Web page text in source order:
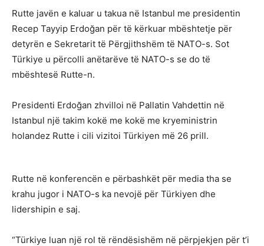
Rutte javën e kaluar u takua në Istanbul me presidentin
Recep Tayyip Erdoğan për të kërkuar mbështetje për
detyrën e Sekretarit të Përgjithshëm të NATO-s. Sot
Türkiye u përcolli anëtarëve të NATO-s se do të
mbështesë Rutte-n.
Presidenti Erdoğan zhvilloi në Pallatin Vahdettin në
Istanbul një takim kokë me kokë me kryeministrin
holandez Rutte i cili vizitoi Türkiyen më 26 prill.
Rutte në konferencën e përbashkët për media tha se
krahu jugor i NATO-s ka nevojë për Türkiyen dhe
lidershipin e saj.
“Türkiye luan një rol të rëndësishëm në përpjekjen për t’i